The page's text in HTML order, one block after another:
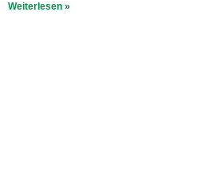
Weiterlesen »